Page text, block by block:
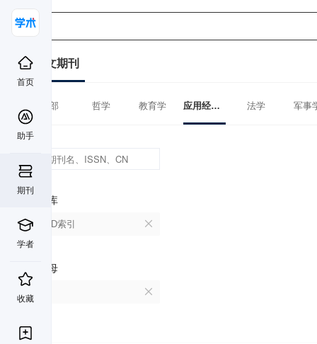
首页
助手
期刊
学者
收藏
中文期刊
全部 哲学 教育学 应用经济学 法学 军事
数据库
CSCD索引
首字母